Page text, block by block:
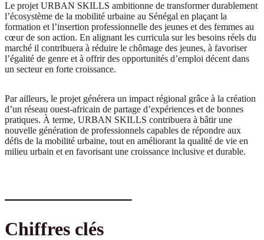
Le projet URBAN SKILLS ambitionne de transformer durablement
l’écosystème de la mobilité urbaine au Sénégal en plaçant la
formation et l’insertion professionnelle des jeunes et des femmes au
cœur de son action. En alignant les curricula sur les besoins réels du
marché il contribuera à réduire le chômage des jeunes, à favoriser
l’égalité de genre et à offrir des opportunités d’emploi décent dans
un secteur en forte croissance.
Par ailleurs, le projet générera un impact régional grâce à la création
d’un réseau ouest-africain de partage d’expériences et de bonnes
pratiques. À terme, URBAN SKILLS contribuera à bâtir une
nouvelle génération de professionnels capables de répondre aux
défis de la mobilité urbaine, tout en améliorant la qualité de vie en
milieu urbain et en favorisant une croissance inclusive et durable.
Chiffres clés